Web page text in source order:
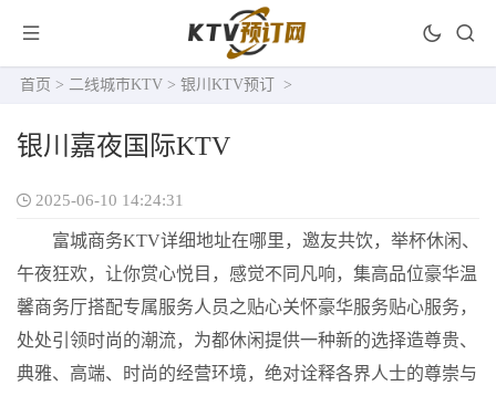
首页 > 二线城市KTV > 银川KTV预订 >
银川嘉夜国际KTV
2025-06-10 14:24:31
富城商务KTV详细地址在哪里，邀友共饮，举杯休闲、
午夜狂欢，让你赏心悦目，感觉不同凡响，集高品位豪华温
馨商务厅搭配专属服务人员之贴心关怀豪华服务贴心服务，
处处引领时尚的潮流，为都休闲提供一种新的选择造尊贵、
典雅、高端、时尚的经营环境，绝对诠释各界人士的尊崇与